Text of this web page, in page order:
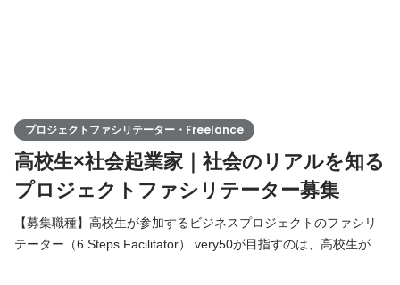
プロジェクトファシリテーター・Freelance
高校生×社会起業家｜社会のリアルを知る
プロジェクトファシリテーター募集
【募集職種】高校生が参加するビジネスプロジェクトのファシリ
テーター（6 Steps Facilitator） very50が目指すのは、高校生が本